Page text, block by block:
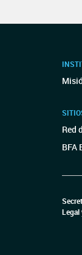
Red
BFA
Legal